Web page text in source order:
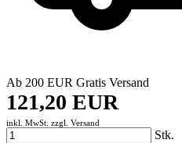
Ab 200 EUR Gratis Versand
121,20 EUR
inkl. MwSt. zzgl. Versand
Stk.